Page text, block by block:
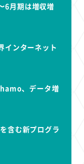
6月期は増収増
インターネット
、データ増
含む新プログラ